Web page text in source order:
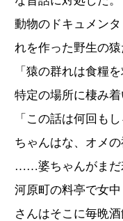
動物のドキュメン
れを作った野生の猿
「猿の群れは食糧
特定の場所に棲み
「この話は何回も
ちゃんはな、オメの
……婆ちゃんがまだ
河原町の料亭で女
さんはそこに毎晩